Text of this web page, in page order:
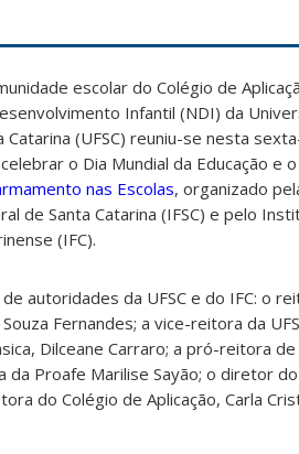
escolar do Colégio de
Infantil (NDI) da
Catarina (UFSC) reuniu-se nesta
o Dia Mundial da Educação e o
nas Escolas, organizado
de Santa Catarina (IFSC) e pelo
(IFC).
autoridades da UFSC e do IFC: o
Fernandes; a vice-reitora da
Dilceane Carraro; a pró-reitora
Proafe Marilise Sayão; o diretor
do Colégio de Aplicação, Carla